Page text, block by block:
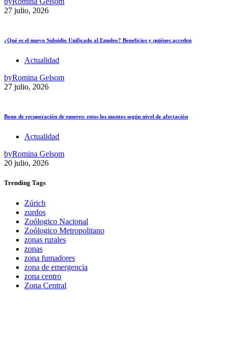
27 julio, 2026
¿Qué es el nuevo Subsidio Unificado al Empleo? Beneficios y quiénes acceden
Actualidad
byRomina Gelsom
27 julio, 2026
Bono de recuperación de enseres: estos los montos según nivel de afectación
Actualidad
byRomina Gelsom
20 julio, 2026
Trending Tags
Zúrich
zurdos
Zoólogico Nacional
Zoólogico Metropolitano
zonas rurales
zonas
zona fumadores
zona de emergencia
zona centro
Zona Central